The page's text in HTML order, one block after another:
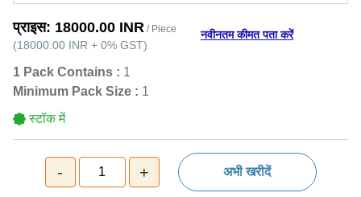
प्राइस: 18000.00 INR / Piece
(18000.00 INR + 0% GST)
नवीनतम कीमत पता करें
1 Pack Contains : 1
Minimum Pack Size : 1
स्टॉक में
- 1 + अभी खरीदें